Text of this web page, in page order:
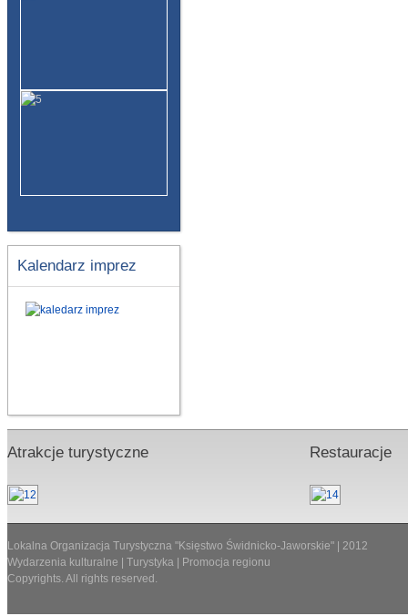
Kalendarz imprez
Atrakcje turystyczne Restauracje
Lokalna Organizacja Turystyczna "Księstwo Świdnicko-Jaworskie" | 2012
Wydarzenia kulturalne | Turystyka | Promocja regionu
Copyrights. All rights reserved.